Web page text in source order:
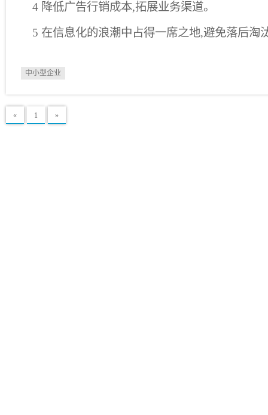
4 降低广告行销成本,拓展业务渠道。
5 在信息化的浪潮中占得一席之地,避免落后淘
中小型企业
« 1 »